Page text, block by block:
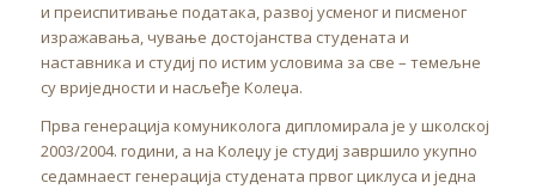
и преиспитивање података, развој усменог и писменог
изражавања, чување достојанства студената и
наставника и студиј по истим условима за све – темељне
су вриједности и насљеђе Колеџа.
Прва генерација комуниколога дипломирала је у школској
2003/2004. години, а на Колеџу је студиј завршило укупно
седамнаест генерација студената првог циклуса и једна